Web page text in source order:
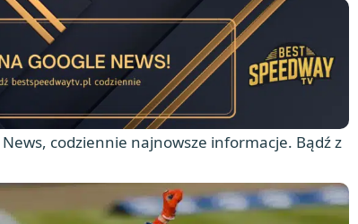
codziennie najnowsze informacje. Bądź z